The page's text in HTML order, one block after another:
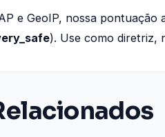
e GeoIP, nossa pontuação
). Use como diretriz,